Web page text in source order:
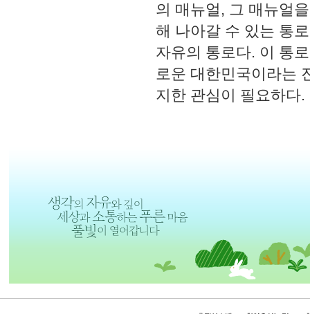
의 매뉴얼, 그 매뉴얼
해 나아갈 수 있는 통
자유의 통로다. 이 통
로운 대한민국이라는
지한 관심이 필요하다